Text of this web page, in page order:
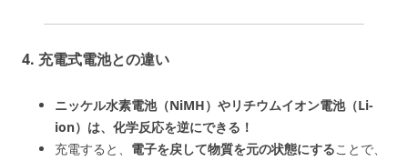
4. 充電式電池との違い
ニッケル水素電池（NiMH）やリチウムイオン電池（Li-
ion）は、化学反応を逆にできる！
充電すると、 電子を戻して物質を元の状態にすることで、